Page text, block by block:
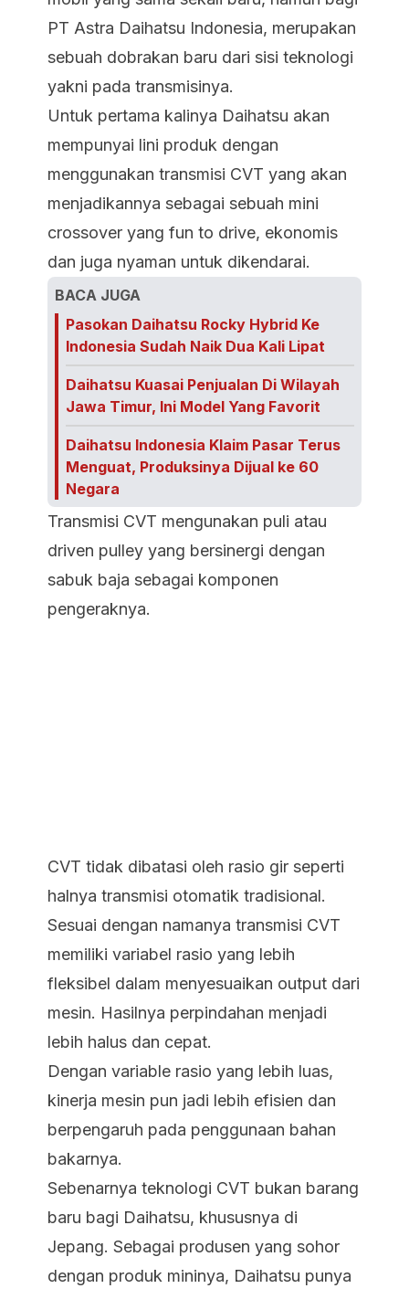
PT Astra Daihatsu Indonesia, merupakan
sebuah dobrakan baru dari sisi teknologi
yakni pada transmisinya.
Untuk pertama kalinya Daihatsu akan
mempunyai lini produk dengan
menggunakan transmisi CVT yang akan
menjadikannya sebagai sebuah mini
crossover yang fun to drive, ekonomis
dan juga nyaman untuk dikendarai.
BACA JUGA
Pasokan Daihatsu Rocky Hybrid Ke
Indonesia Sudah Naik Dua Kali Lipat
Daihatsu Kuasai Penjualan Di Wilayah
Jawa Timur, Ini Model Yang Favorit
Daihatsu Indonesia Klaim Pasar Terus
Menguat, Produksinya Dijual ke 60
Negara
Transmisi CVT mengunakan puli atau
driven pulley yang bersinergi dengan
sabuk baja sebagai komponen
pengeraknya.
CVT tidak dibatasi oleh rasio gir seperti
halnya transmisi otomatik tradisional.
Sesuai dengan namanya transmisi CVT
memiliki variabel rasio yang lebih
fleksibel dalam menyesuaikan output dari
mesin. Hasilnya perpindahan menjadi
lebih halus dan cepat.
Dengan variable rasio yang lebih luas,
kinerja mesin pun jadi lebih efisien dan
berpengaruh pada penggunaan bahan
bakarnya.
Sebenarnya teknologi CVT bukan barang
baru bagi Daihatsu, khususnya di
Jepang. Sebagai produsen yang sohor
dengan produk mininya, Daihatsu punya